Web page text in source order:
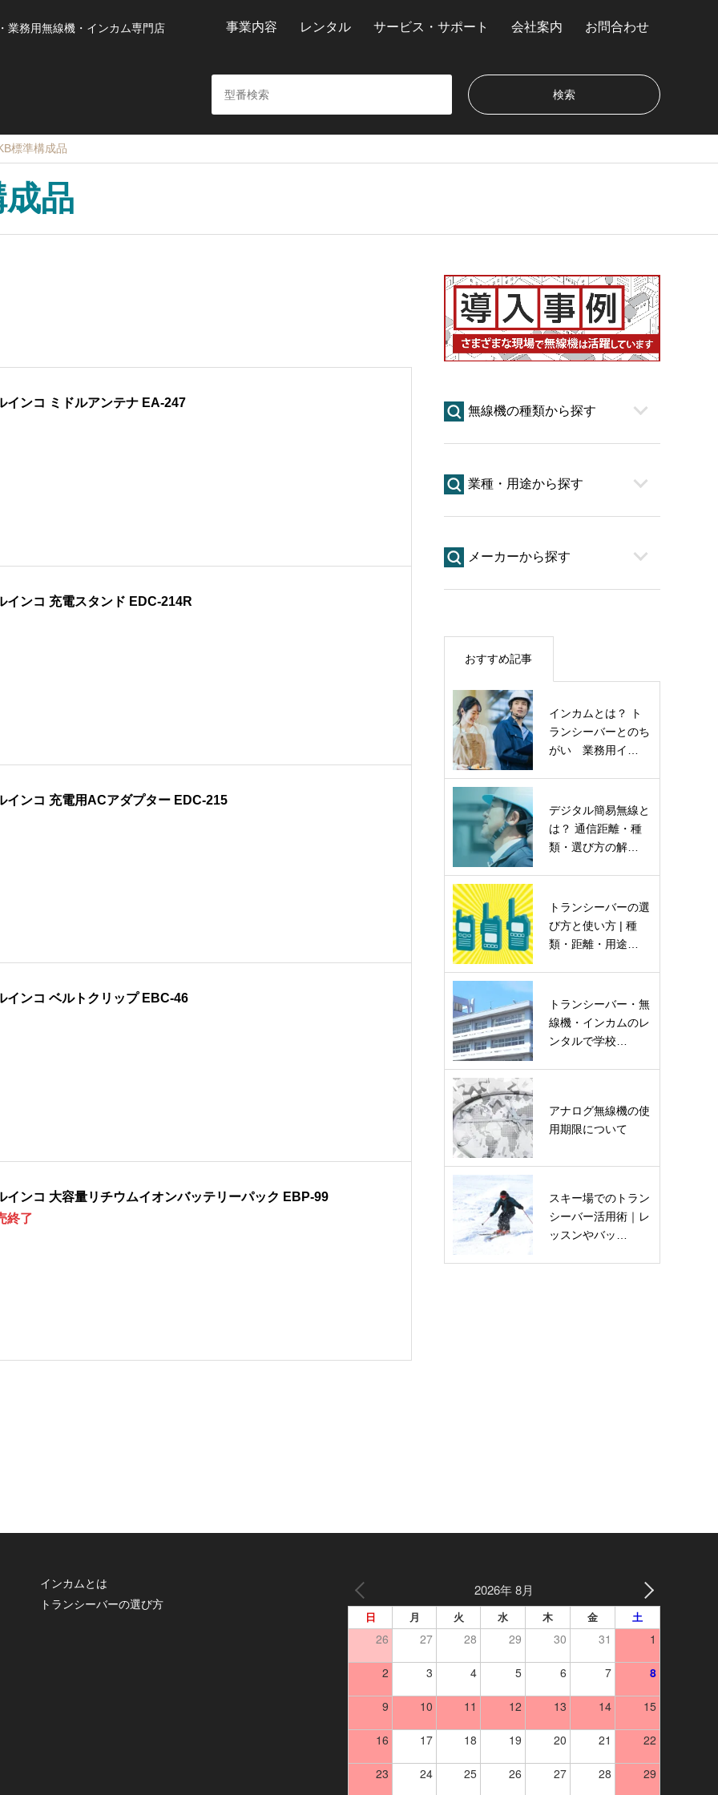
業務用無線機・インカム専門店 事業内容 レンタル サービス・サポート 会社案内 お問合わせ
標準構成品
品
インコ ミドルアンテナ EA-247
インコ 充電スタンド EDC-214R
インコ 充電用ACアダプター EDC-215
インコ ベルトクリップ EBC-46
インコ 大容量リチウムイオンバッテリーパック EBP-99
終了
無線機の種類から探す
業種・用途から探す
メーカーから探す
おすすめ記事
インカムとは？ ト
ランシーバーとのち
がい 業務用イ…
デジタル簡易無線と
は？ 通信距離・種
類・選び方の解…
トランシーバーの選
び方と使い方 | 種
類・距離・用途…
トランシーバー・無
線機・インカムのレ
ンタルで学校…
アナログ無線機の使
用期限について
スキー場でのトラン
シーバー活用術｜レ
ッスンやバッ…
インカムとは
トランシーバーの選び方
2026年 8月
日 月 火 水 木 金 土
26 27 28 29 30 31 1
2 3 4 5 6 7 8
9 10 11 12 13 14 15
16 17 18 19 20 21 22
23 24 25 26 27 28 29